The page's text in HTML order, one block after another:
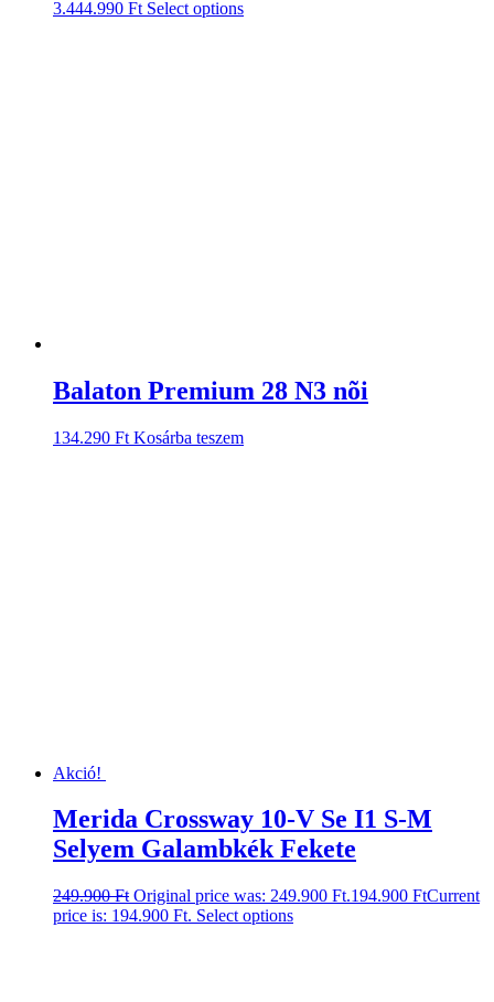
3.444.990 Ft Select options
Balaton Premium 28 N3 nõi
134.290 Ft Kosárba teszem
Akció!
Merida Crossway 10-V Se I1 S-M
Selyem Galambkék Fekete
249.900Ft Original price was: 249.900 Ft.194.900 FtCurrent
price is: 194.900 Ft. Select options